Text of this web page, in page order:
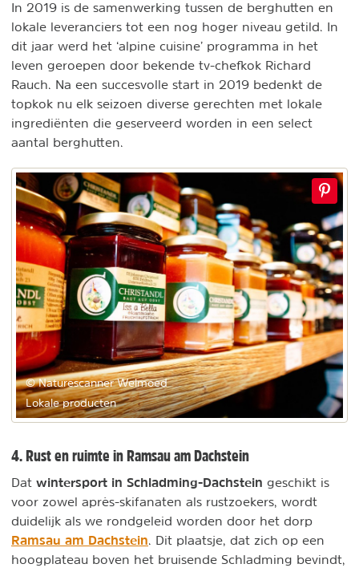
In 2019 is de samenwerking tussen de berghutten en
lokale leveranciers tot een nog hoger niveau getild. In
dit jaar werd het ‘alpine cuisine’ programma in het
leven geroepen door bekende tv-chefkok Richard
Rauch. Na een succesvolle start in 2019 bedenkt de
topkok nu elk seizoen diverse gerechten met lokale
ingrediënten die geserveerd worden in een select
aantal berghutten.
© Naturescanner Welmoed
Lokale producten
4. Rust en ruimte in Ramsau am Dachstein
Dat wintersport in Schladming-Dachstein geschikt is
voor zowel après-skifanaten als rustzoekers, wordt
duidelijk als we rondgeleid worden door het dorp
Ramsau am Dachstein. Dit plaatsje, dat zich op een
hoogplateau boven het bruisende Schladming bevindt,